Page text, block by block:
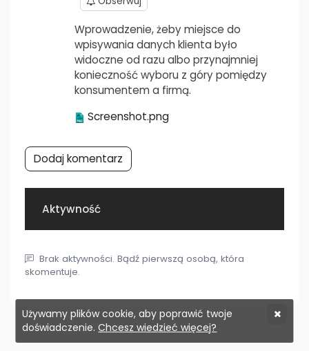
Wprowadzenie, żeby miejsce do
wpisywania danych klienta było
widoczne od razu albo przynajmniej
konieczność wyboru z góry pomiędzy
konsumentem a firmą.
Screenshot.png
Dodaj komentarz
Aktywność
Brak aktywności. Bądź pierwszą osobą, która
skomentuje.
Używamy plików cookie, aby poprawić twoje
doświadczenie.Chcesz wiedzieć więcej?